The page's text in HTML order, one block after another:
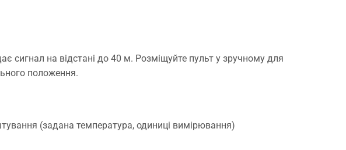
сигнал на відстані до 40 м. Розміщуйте пульт у зручному для
положення.
(задана температура, одиниці вимірювання)